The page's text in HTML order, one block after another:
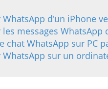
d'un iPhone
messages WhatsApp
chat WhatsApp sur PC
sur un